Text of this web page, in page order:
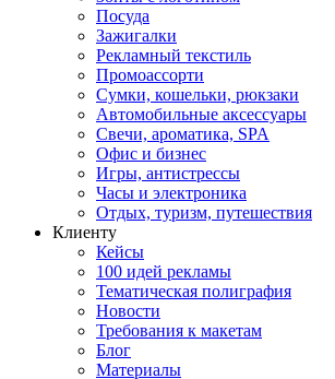
Посуда
Зажигалки
Рекламный текстиль
Промоассорти
Сумки, кошельки, рюкзаки
Автомобильные аксессуары
Свечи, ароматика, SPA
Офис и бизнес
Игры, антистрессы
Часы и электроника
Отдых, туризм, путешествия
Клиенту
Кейсы
100 идей рекламы
Тематическая полиграфия
Новости
Требования к макетам
Блог
Материалы